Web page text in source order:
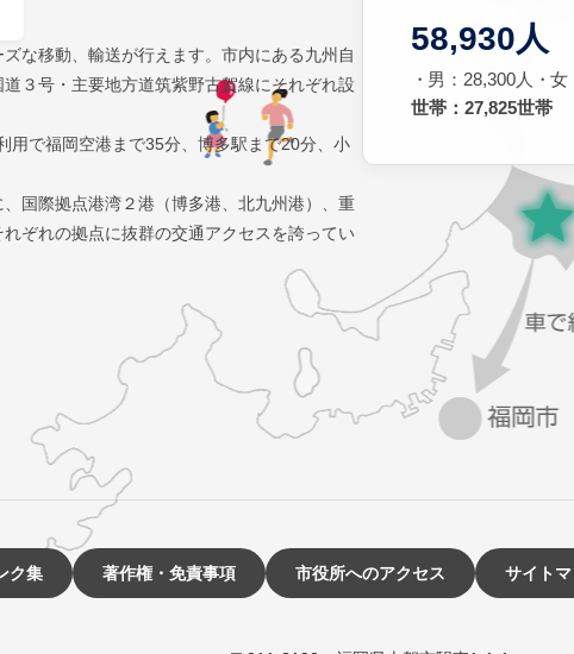
な移動、輸送が行えます。市内にある九州自
３号・主要地方道筑紫野古賀線にそれぞれ設
用で福岡空港まで35分、博多駅まで20分、小
国際拠点港湾２港（博多港、北九州港）、重
ぞれの拠点に抜群の交通アクセスを誇ってい
58,930人
男：28,300人
女
世帯：27,825世帯
ク集 著作権・免責事項 市役所へのアクセス サイト